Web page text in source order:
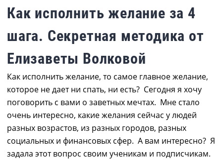
Как исполнить желание за 4
шага. Секретная методика от
Елизаветы Волковой
Как исполнить желание, то самое главное желание,
которое не дает ни спать, ни есть? Сегодня я хочу
поговорить с вами о заветных мечтах. Мне стало
очень интересно, какие желания сейчас у людей
разных возрастов, из разных городов, разных
социальных и финансовых сфер. А вам интересно? Я
задала этот вопрос своим ученикам и подписчикам.